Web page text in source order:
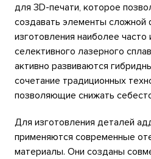
для 3D-печати, которое
создавать элементы
изготовления наиболее
селективного лазерного
активно развиваются
сочетание традиционных
позволяющие снижать
Для изготовления деталей
применяются современные
материалы. Они созданы